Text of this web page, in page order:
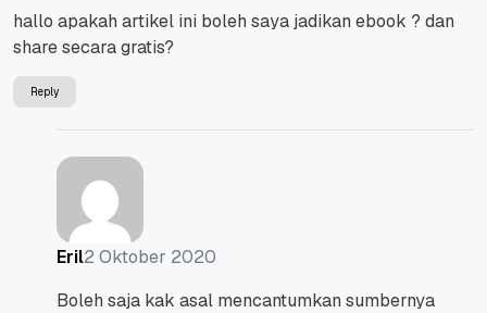
hallo apakah artikel ini boleh saya jadikan ebook ? dan
share secara gratis?
Reply
Eril2 Oktober 2020
Boleh saja kak asal mencantumkan sumbernya